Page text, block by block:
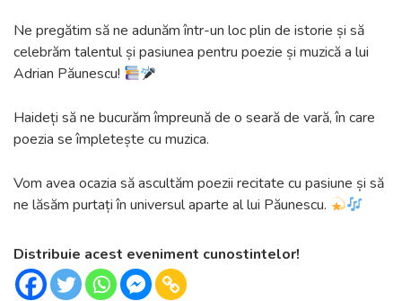
Ne pregătim să ne adunăm într-un loc plin de istorie și să
celebrăm talentul și pasiunea pentru poezie și muzică a lui
Adrian Păunescu!
Haideți să ne bucurăm împreună de o seară de vară, în care
poezia se împletește cu muzica.
Vom avea ocazia să ascultăm poezii recitate cu pasiune și să
ne lăsăm purtați în universul aparte al lui Păunescu.
Distribuie acest eveniment cunostintelor!